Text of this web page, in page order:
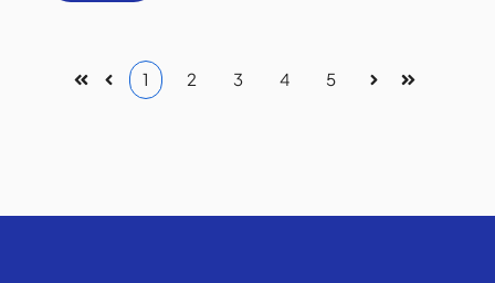
PrimeiraAnterior
1 2 3 4 5
PróximaÚltima